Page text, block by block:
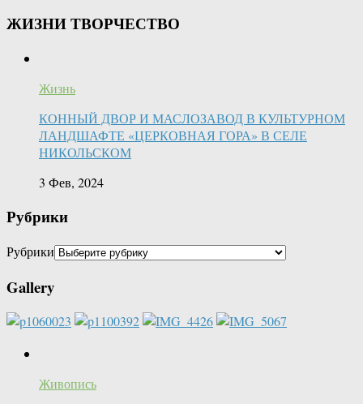
ЖИЗНИ ТВОРЧЕСТВО
Жизнь
КОННЫЙ ДВОР И МАСЛОЗАВОД В КУЛЬТУРНОМ
ЛАНДШАФТЕ «ЦЕРКОВНАЯ ГОРА» В СЕЛЕ
НИКОЛЬСКОМ
3 Фев, 2024
Рубрики
Рубрики
Gallery
Живопись